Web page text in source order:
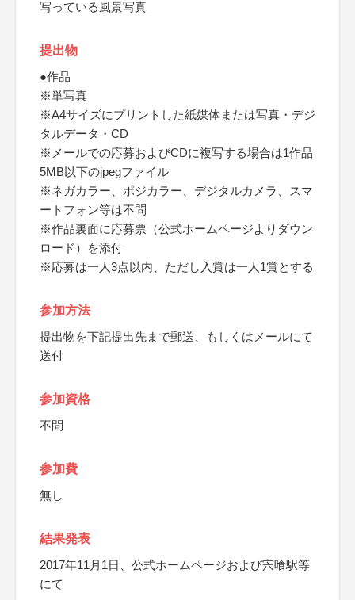
写っている風景写真
提出物
●作品
※単写真
※A4サイズにプリントした紙媒体または写真・デジ
タルデータ・CD
※メールでの応募およびCDに複写する場合は1作品
5MB以下のjpegファイル
※ネガカラー、ポジカラー、デジタルカメラ、スマ
ートフォン等は不問
※作品裏面に応募票（公式ホームページよりダウン
ロード）を添付
※応募は一人3点以内、ただし入賞は一人1賞とする
参加方法
提出物を下記提出先まで郵送、もしくはメールにて
送付
参加資格
不問
参加費
無し
結果発表
2017年11月1日、公式ホームページおよび宍喰駅等
にて